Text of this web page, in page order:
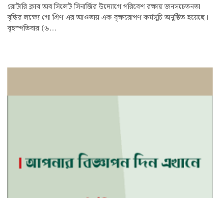
রোটারি ক্লাব অব সিলেট সিনার্জির উদ্যোগে পরিবেশ রক্ষায় জনসচেতনতা
বৃদ্ধির লক্ষ্যে গো গ্রিণ এর আওতায় এক বৃক্ষরোপণ কর্মসূচি অনুষ্ঠিত হয়েছে।
বৃহস্পতিবার (৬...